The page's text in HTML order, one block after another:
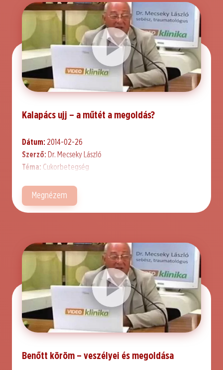
Kalapács ujj – a műtét a megoldás?
Dátum: 2014-02-26
Szerző: Dr. Mecseky László
Téma: Cukorbetegség
Megnézem
Benőtt köröm – veszélyei és megoldása